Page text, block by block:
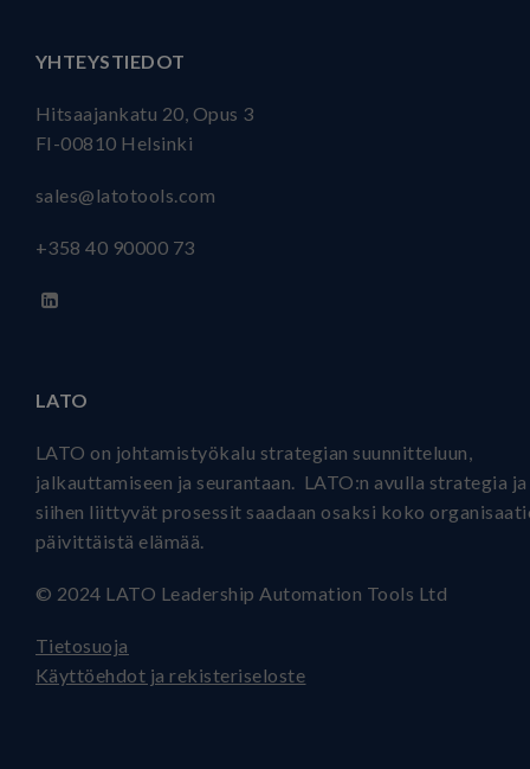
YHTEYSTIEDOT
Hitsaajankatu 20, Opus 3
FI-00810 Helsinki
sales@latotools.com
+358 40 90000 73
LATO
LATO on johtamistyökalu strategian suunnitteluun,
jalkauttamiseen ja seurantaan. LATO:n avulla strategia ja
siihen liittyvät prosessit saadaan osaksi koko
päivittäistä elämää.
© 2024 LATO Leadership Automation Tools Ltd
Tietosuoja
Käyttöehdot ja rekisteriseloste